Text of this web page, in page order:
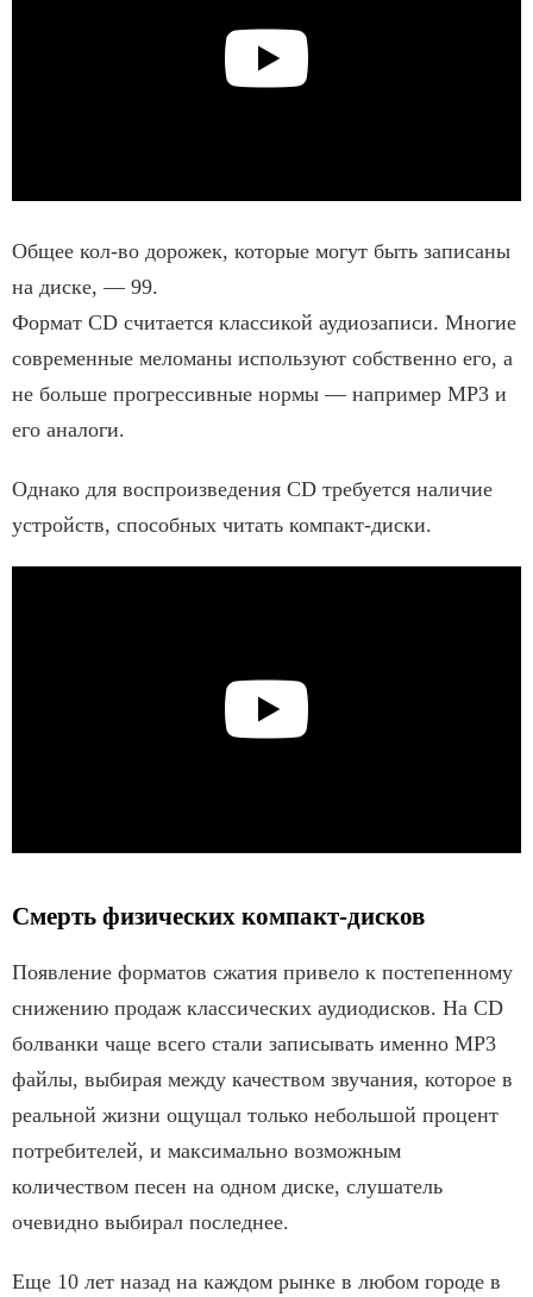
Общее кол-во дорожек, которые могут быть записаны
на диске, — 99.
Формат CD считается классикой аудиозаписи. Многие
современные меломаны используют собственно его, а
не больше прогрессивные нормы — например MP3 и
его аналоги.
Однако для воспроизведения CD требуется наличие
устройств, способных читать компакт-диски.
Смерть физических компакт-дисков
Появление форматов сжатия привело к постепенному
снижению продаж классических аудиодисков. На CD
болванки чаще всего стали записывать именно MP3
файлы, выбирая между качеством звучания, которое в
реальной жизни ощущал только небольшой процент
потребителей, и максимально возможным
количеством песен на одном диске, слушатель
очевидно выбирал последнее.
Еще 10 лет назад на каждом рынке в любом городе в